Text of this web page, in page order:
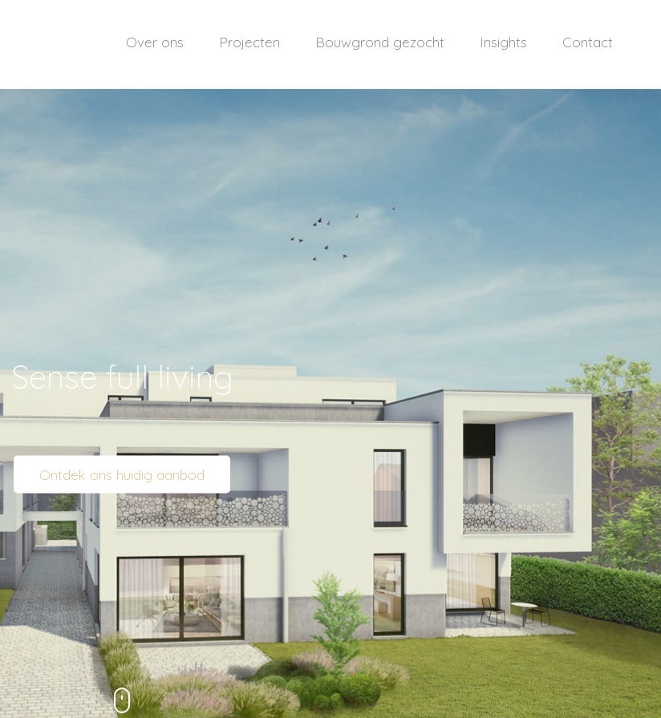
Over ons Projecten Bouwgrond gezocht Insights Contact
Sense full living
Ontdek ons huidig aanbod